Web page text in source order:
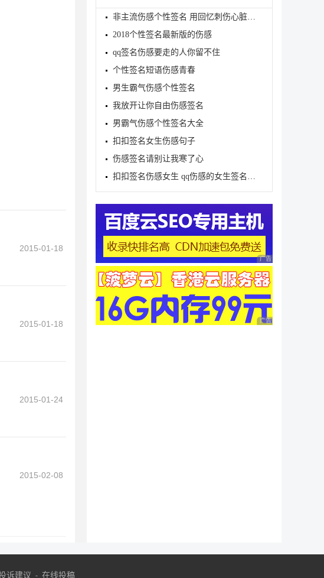
2015-01-18
2015-01-18
2015-01-24
2015-02-08
非主流伤感个性签名 用回忆刺伤心脏，用倔强堵住心痛
2018个性签名最新版的伤感
qq签名伤感要走的人你留不住
个性签名短语伤感青春
男生霸气伤感个性签名
我放开让你自由伤感签名
男霸气伤感个性签名大全
扣扣签名女生伤感句子
伤感签名请别让我寒了心
扣扣签名伤感女生 qq伤感的女生签名大全
广告 商业广告，理性
广告 商业广告，理性
诉建议 - 在线投稿